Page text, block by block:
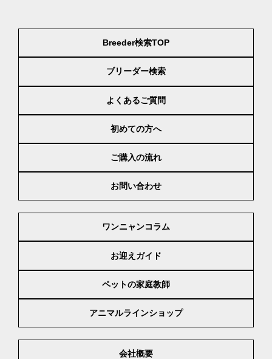
Breeder検索TOP
ブリーダー検索
よくあるご質問
初めての方へ
ご購入の流れ
お問い合わせ
ワンニャンコラム
お迎えガイド
ペットの家庭教師
アニマルラインショップ
会社概要